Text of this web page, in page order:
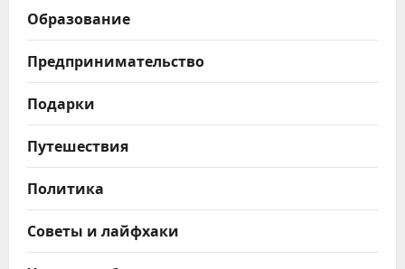
Образование
Предпринимательство
Подарки
Путешествия
Политика
Советы и лайфхаки